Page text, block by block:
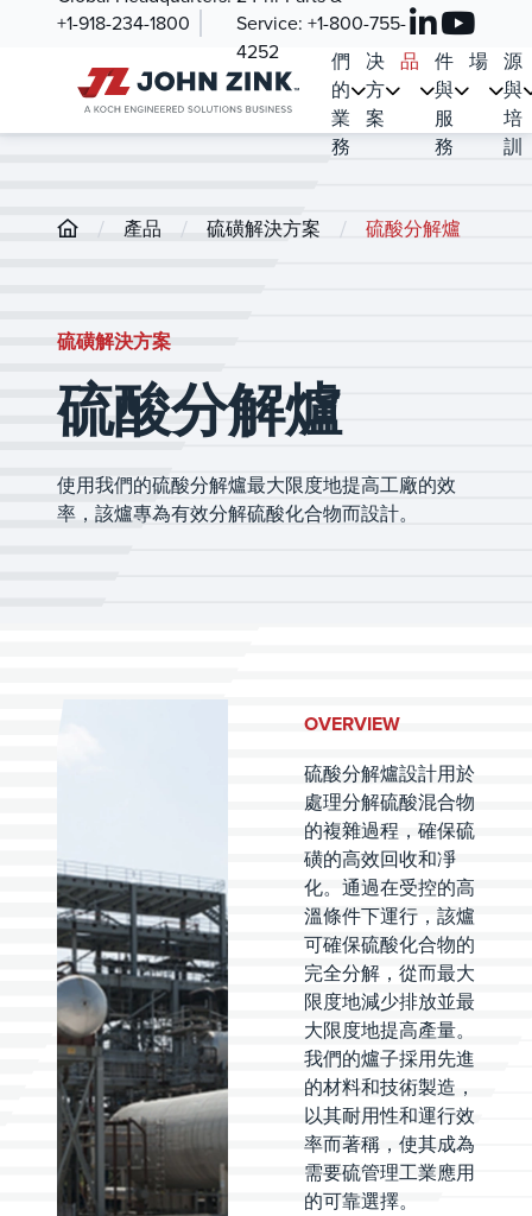
+1-918-234-1800
Service: +1-800-755-
4252
我
們
的
業
務
解
决
方
案
產
品
零
件
與
服
務
市
場 源
與
培
訓
/ 產品 / 硫磺解決方案 / 硫酸分解爐
硫磺解決方案
硫酸分解爐
使用我們的硫酸分解爐最大限度地提高工廠的效
率，該爐專為有效分解硫酸化合物而設計。
OVERVIEW
硫酸分解爐設計用於
處理分解硫酸混合物
的複雜過程，確保硫
磺的高效回收和凈
化。通過在受控的高
溫條件下運行，該爐
可確保硫酸化合物的
完全分解，從而最大
限度地減少排放並最
大限度地提高產量。
我們的爐子採用先進
的材料和技術製造，
以其耐用性和運行效
率而著稱，使其成為
需要硫管理工業應用
的可靠選擇。